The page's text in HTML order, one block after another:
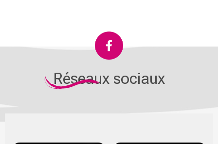
Réseaux sociaux